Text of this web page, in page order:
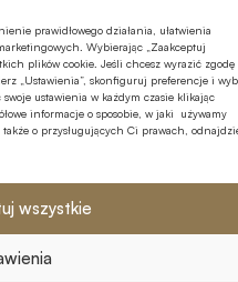
prawidłowego działania, ułatwienia
Wybierając „Zaakceptuj
plików cookie. Jeśli chcesz wyrazić zgodę
„Ustawienia”, skonfiguruj preferencje i
ustawienia w każdym czasie klikając
informacje o sposobie, w jaki używamy
o przysługujących Ci prawach,
wszystkie